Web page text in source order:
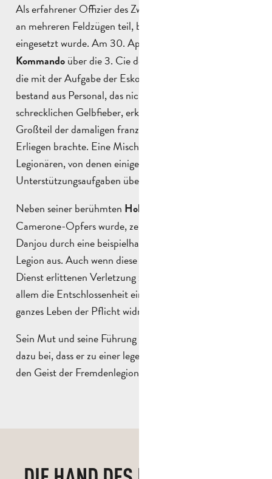
Als erfahrener Offizier des Zweiten Kaiserreichs nahm er
an mehreren Feldzügen teil, bevor er in Mexiko
eingesetzt wurde. Am 30. April 1863
Kommando über die 3. Cie des 1er Régiment Etranger,
die mit der Aufgabe der Eskorte betraut war. Diese
bestand aus Personal, das nicht am „vomito negro“, dem
schrecklichen Gelbfieber, erkrankt war, das einen
Großteil der damaligen französischen Einheiten zum
Erliegen brachte. Eine Mischung aus alten und jungen
Legionären, von denen einige sogar
Unterstützungsaufgaben übernehmen.
Neben seiner berühmten Holzhand,
Camerone-Opfers wurde, zeichnete sich Hauptmann
Danjou durch eine beispielhafte Karriere im Dienste der
Legion aus. Auch wenn diese Prothese von einer im
Dienst erlittenen Verletzung zeugt, symbolisiert sie vor
allem die Entschlossenheit eines Offiziers, der sein
ganzes Leben der Pflicht widmete.
Sein Mut und seine Führung in der Schlacht trugen
dazu bei, dass er zu einer legendären Figur wurde, die
den Geist der Fremdenlegion voll und ganz verkörperte.